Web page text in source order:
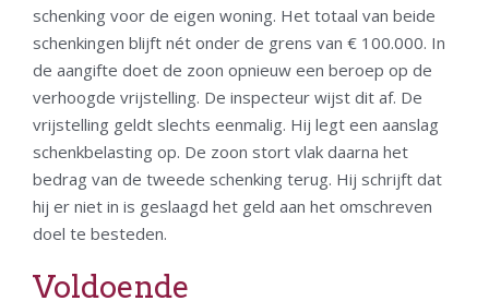
schenking voor de eigen woning. Het totaal van beide
schenkingen blijft nét onder de grens van € 100.000. In
de aangifte doet de zoon opnieuw een beroep op de
verhoogde vrijstelling. De inspecteur wijst dit af. De
vrijstelling geldt slechts eenmalig. Hij legt een aanslag
schenkbelasting op. De zoon stort vlak daarna het
bedrag van de tweede schenking terug. Hij schrijft dat
hij er niet in is geslaagd het geld aan het omschreven
doel te besteden.
Voldoende